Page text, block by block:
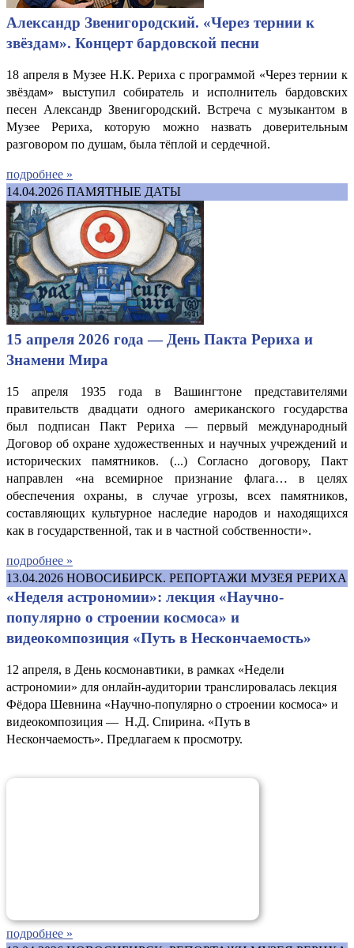
Александр Звенигородский. «Через тернии к
звёздам». Концерт бардовской песни
18 апреля в Музее Н.К. Рериха с программой «Через тернии к
звёздам» выступил собиратель и исполнитель бардовских
песен Александр Звенигородский. Встреча с музыкантом в
Музее Рериха, которую можно назвать доверительным
разговором по душам, была тёплой и сердечной.
подробнее »
14.04.2026 ПАМЯТНЫЕ ДАТЫ
15 апреля 2026 года — День Пакта Рериха и
Знамени Мира
15 апреля 1935 года в Вашингтоне представителями
правительств двадцати одного американского государства
был подписан Пакт Рериха — первый международный
Договор об охране художественных и научных учреждений и
исторических памятников. (...) Согласно договору, Пакт
направлен «на всемирное признание флага… в целях
обеспечения охраны, в случае угрозы, всех памятников,
составляющих культурное наследие народов и находящихся
как в государственной, так и в частной собственности».
подробнее »
13.04.2026 НОВОСИБИРСК. РЕПОРТАЖИ МУЗЕЯ РЕРИХА
«Неделя астрономии»: лекция «Научно-
популярно о строении космоса» и
видеокомпозиция «Путь в Нескончаемость»
12 апреля, в День космонавтики, в рамках «Недели
астрономии» для онлайн-аудитории транслировалась лекция
Фёдора Шевнина «Научно-популярно о строении космоса» и
видеокомпозиция — Н.Д. Спирина. «Путь в
Нескончаемость». Предлагаем к просмотру.
подробнее »